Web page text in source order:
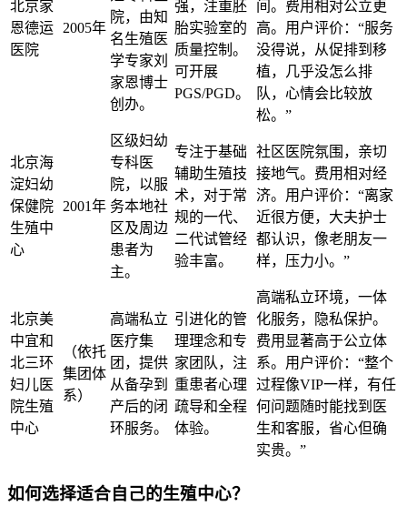
北京家
恩德运
医院
2005年
院，由知
名生殖医
学专家刘
家恩博士
创办。
强，注重胚
胎实验室的
质量控制。
可开展
PGS/PGD。
间。费用相对公立更
高。用户评价：“服务
没得说，从促排到移
植，几乎没怎么排
队，心情会比较放
松。”
北京海
淀妇幼
保健院
生殖中
心
2001年
区级妇幼
专科医
院，以服
务本地社
区及周边
患者为
主。
专注于基础
辅助生殖技
术，对于常
规的一代、
二代试管经
验丰富。
社区医院氛围，亲切
接地气。费用相对经
济。用户评价：“离家
近很方便，大夫护士
都认识，像老朋友一
样，压力小。”
北京美
中宜和
北三环
妇儿医
院生殖
中心
（依托
集团体
系）
高端私立
医疗集
团，提供
从备孕到
产后的闭
环服务。
引进化的管
理理念和专
家团队，注
重患者心理
疏导和全程
体验。
高端私立环境，一体
化服务，隐私保护。
费用显著高于公立体
系。用户评价：“整个
过程像VIP一样，有任
何问题随时能找到医
生和客服，省心但确
实贵。”
如何选择适合自己的生殖中心？